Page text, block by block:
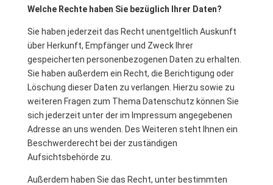
Welche Rechte haben Sie bezüglich Ihrer Daten?
Sie haben jederzeit das Recht unentgeltlich Auskunft
über Herkunft, Empfänger und Zweck Ihrer
gespeicherten personenbezogenen Daten zu erhalten.
Sie haben außerdem ein Recht, die Berichtigung oder
Löschung dieser Daten zu verlangen. Hierzu sowie zu
weiteren Fragen zum Thema Datenschutz können Sie
sich jederzeit unter der im Impressum angegebenen
Adresse an uns wenden. Des Weiteren steht Ihnen ein
Beschwerderecht bei der zuständigen
Aufsichtsbehörde zu.
Außerdem haben Sie das Recht, unter bestimmten